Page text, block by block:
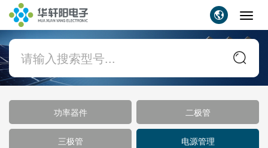
功率器件 二极管
三极管 电源管理